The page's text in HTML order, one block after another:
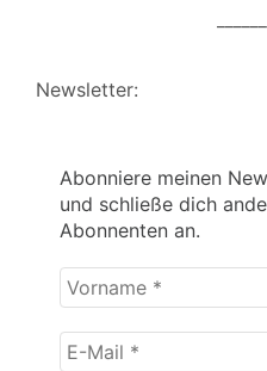
Newsletter:
Abonniere meinen
und schließe dich
Abonnenten an.
Vorname
*
E-